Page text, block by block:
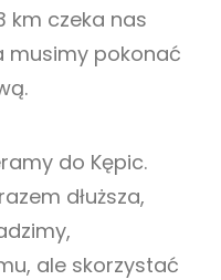
km czeka nas
musimy pokonać
do Kępic.
dłuższa,
ale skorzystać